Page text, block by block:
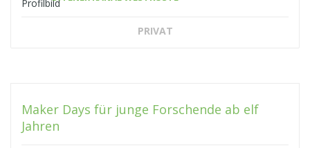
PRIVAT
Maker Days für junge Forschende ab elf
Jahren